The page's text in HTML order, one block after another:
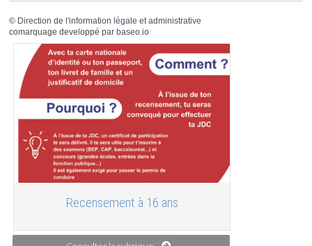
© Direction de l'information légale et administrative
comarquage developpé par baseo.io
Recensement à 16 ans